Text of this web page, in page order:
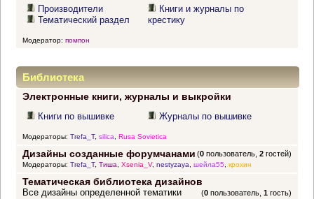
Производители
Тематический раздел
Книги и журналы по
крестику
Модератор: помпон
Библиотека
Электронные книги, журналы и выкройки
Книги по вышивке Журналы по вышивке
Модераторы: Trefa_T, silica Rusa Sovietica
Дизайны созданные форумчанами (0 пользователь,2 гостей)
Модераторы: Trefa_T, Тиша, Xsenia_V, nestyzaya, шейла55, крохин
Тематическая библиотека дизайнов
(0 пользователь,1 гость)
Все дизайны определенной тематики